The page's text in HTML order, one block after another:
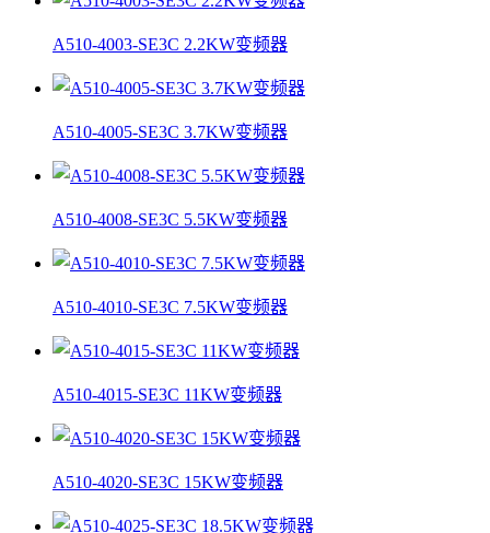
A510-4003-SE3C 2.2KW变频器
A510-4005-SE3C 3.7KW变频器
A510-4008-SE3C 5.5KW变频器
A510-4010-SE3C 7.5KW变频器
A510-4015-SE3C 11KW变频器
A510-4020-SE3C 15KW变频器